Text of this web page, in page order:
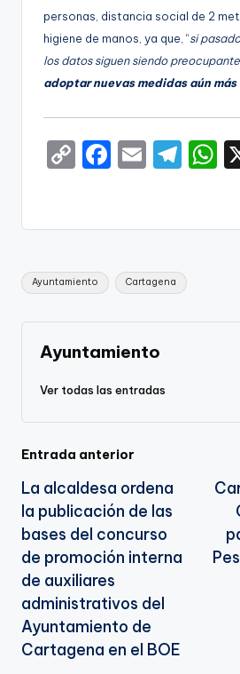
personas, distancia social de 2
higiene de manos, ya que, “si
los datos siguen siendo
adoptar nuevas medidas aún más
C
y
Li
n
k
F
e
b
o
o
k
E
l
T
gr
a
m
p
Etiquetas:
Ayuntamiento Cartagena
Ayuntamiento
Ver todas las entradas
Navegación
de
entradas
Entrada anterior
La alcaldesa ordena
la publicación de las
bases del concurso
de promoción interna
de auxiliares
administrativos del
Ayuntamiento de
Cartagena en el BOE